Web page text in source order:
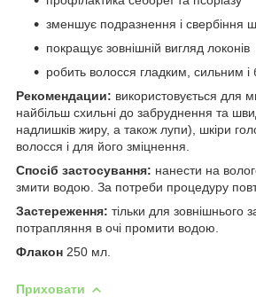
зменшує подразнення і свербіння
покращує зовнішній вигляд локонів
робить волосся гладким, сильним і
Рекомендации: використовується для
найбільш схильні до забруднення та
надлишків жиру, а також лупи), шкіри
волосся і для його зміцнення.
Спосіб застосування: нанести на
змити водою. За потреби процедуру
Застереження: тільки для зовнішнього
потрапляння в очі промити водою.
Флакон 250 мл.
Приховати